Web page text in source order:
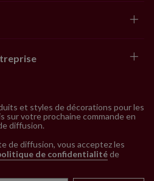
et styles de décorations pour les
sur votre prochaine commande en
diffusion.
de diffusion, vous acceptez les
de confidentialitéde